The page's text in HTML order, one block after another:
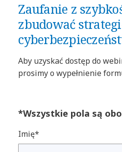
Zaufanie z
zbudować
Aby uzyskać dostęp do
prosimy o wypełnienie
*Wszystkie pola są
Imię*